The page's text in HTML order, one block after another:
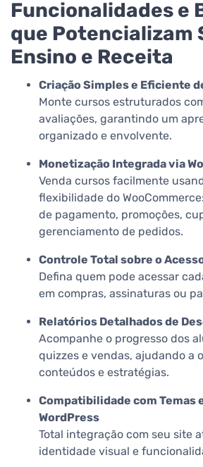
Funcionalidades e
que Potencializam
Ensino e Receita
Criação Simples e Eficiente
Monte cursos estruturados
avaliações, garantindo um
organizado e envolvente.
Monetização Integrada via
Venda cursos facilmente
flexibilidade do
de pagamento, promoções,
gerenciamento de pedidos.
Controle Total sobre o
Defina quem pode acessar
em compras, assinaturas ou
Relatórios Detalhados de
Acompanhe o progresso dos
quizzes e vendas, ajudando a
conteúdos e estratégias.
Compatibilidade com Temas
WordPress
Total integração com seu site
identidade visual e